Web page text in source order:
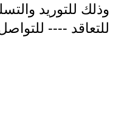
وذلك للتوريد
للتعاقد ----